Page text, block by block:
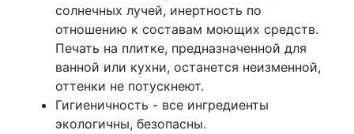
солнечных лучей, инертность по
отношению к составам моющих средств.
Печать на плитке, предназначенной для
ванной или кухни, останется неизменной,
оттенки не потускнеют.
Гигиеничность - все ингредиенты
экологичны, безопасны.